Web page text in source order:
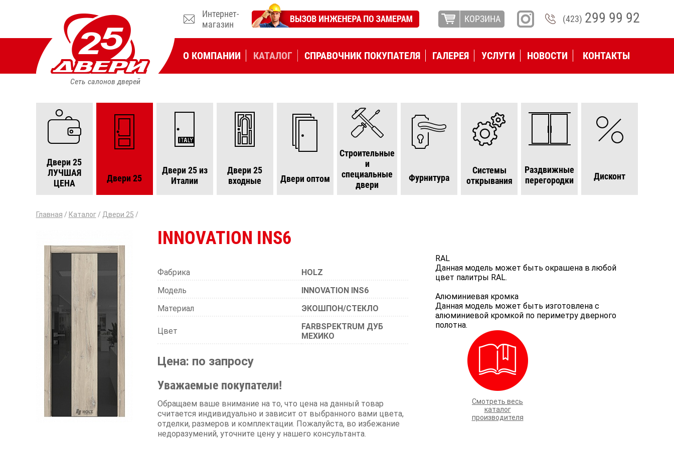
Сеть салонов дверей
Интернет-
магазин
КОРЗИНА (423) 299 99 92
О КОМПАНИИ КАТАЛОГ СПРАВОЧНИК ПОКУПАТЕЛЯ ГАЛЕРЕЯ УСЛУГИ НОВОСТИ КОНТАКТЫ
Двери 25
ЛУЧШАЯ
ЦЕНА
Двери 25
Двери 25 из
Италии
Двери 25
входные
Двери оптом
Строительные
и
специальные
двери
Фурнитура
Системы
открывания
Раздвижные
перегородки
Дисконт
Главная / Каталог/ Двери 25 /
INNOVATION INS6
Фабрика
HOLZ
Модель
INNOVATION INS6
Материал
ЭКОШПОН/СТЕКЛО
Цвет
FARBSPEKTRUM ДУБ
МЕХИКО
Цена: по запросу
Уважаемые покупатели!
Обращаем ваше внимание на то, что цена на данный товар
считается индивидуально и зависит от выбранного вами цвета,
отделки, размеров и комплектации. Пожалуйста, во избежание
недоразумений, уточните цену у нашего консультанта.
RAL
Данная модель может быть окрашена в любой
цвет палитры RAL.
Алюминиевая кромка
Данная модель может быть изготовлена с
алюминиевой кромкой по периметру дверного
полотна.
Смотреть весь
каталог
производителя